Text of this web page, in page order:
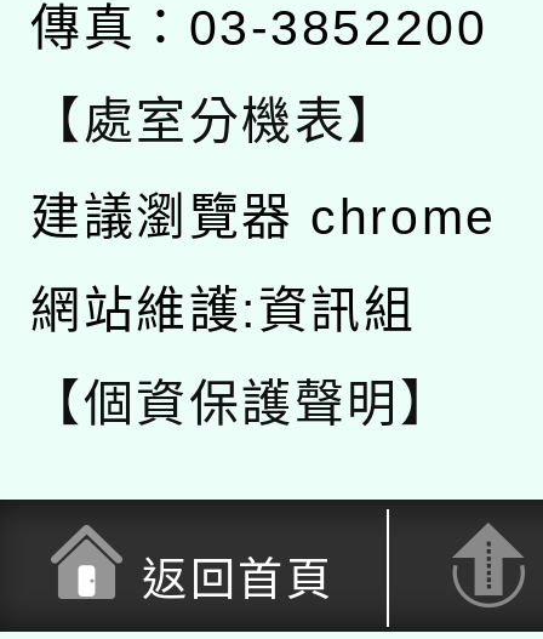
傳真：03-3852200
【處室分機表】
建議瀏覽器 chrome
網站維護:資訊組
【個資保護聲明】
返回首頁